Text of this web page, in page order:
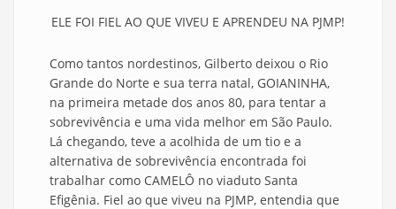
ELE FOI FIEL AO QUE VIVEU E APRENDEU NA PJMP!
Como tantos nordestinos, Gilberto deixou o Rio
Grande do Norte e sua terra natal, GOIANINHA,
na primeira metade dos anos 80, para tentar a
sobrevivência e uma vida melhor em São Paulo.
Lá chegando, teve a acolhida de um tio e a
alternativa de sobrevivência encontrada foi
trabalhar como CAMELÔ no viaduto Santa
Efigênia. Fiel ao que viveu na PJMP, entendia que